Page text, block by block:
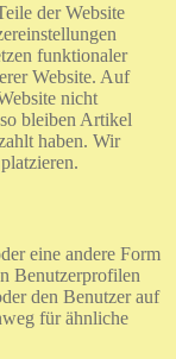
der Website
funktionaler
Website. Auf
nicht
bleiben Artikel
haben. Wir
eine andere Form
Benutzerprofilen
den Benutzer auf
für ähnliche